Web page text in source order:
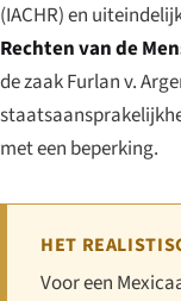
(IACHR) en
Rechten van de
de zaakFurlan v.
met een beperking.
HET
Voor een